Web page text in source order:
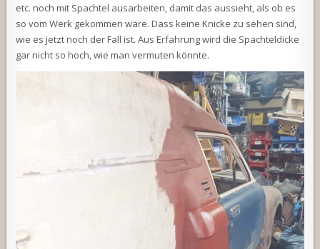
etc. noch mit Spachtel ausarbeiten, damit das aussieht, als ob es
so vom Werk gekommen wäre. Dass keine Knicke zu sehen sind,
wie es jetzt noch der Fall ist. Aus Erfahrung wird die Spachteldicke
gar nicht so hoch, wie man vermuten könnte.